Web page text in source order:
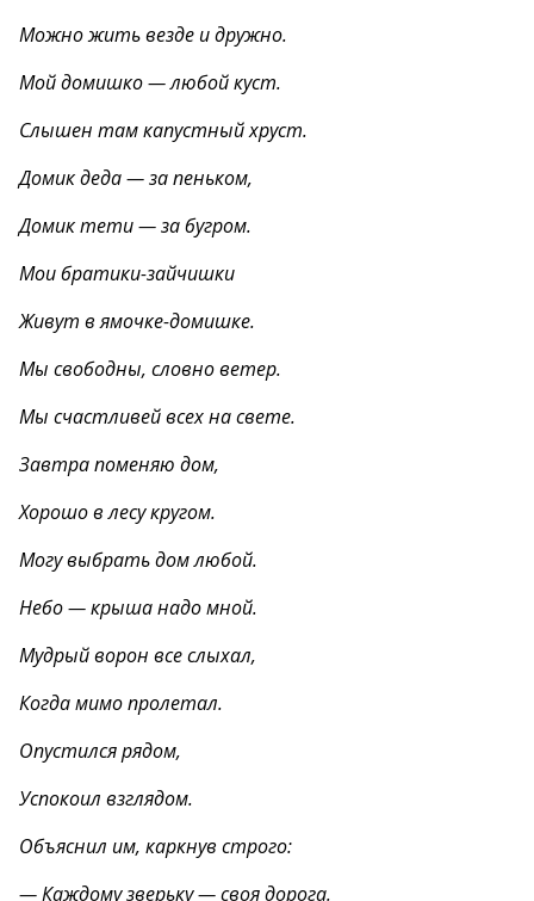
Можно жить везде и дружно.
Мой домишко — любой куст.
Слышен там капустный хруст.
Домик деда — за пеньком,
Домик тети — за бугром.
Мои братики-зайчишки
Живут в ямочке-домишке.
Мы свободны, словно ветер.
Мы счастливей всех на свете.
Завтра поменяю дом,
Хорошо в лесу кругом.
Могу выбрать дом любой.
Небо — крыша надо мной.
Мудрый ворон все слыхал,
Когда мимо пролетал.
Опустился рядом,
Успокоил взглядом.
Объяснил им, каркнув строго:
— Каждому зверьку — своя дорога.